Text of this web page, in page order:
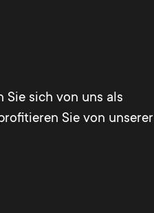
Sie sich von uns als
Sie von unserer